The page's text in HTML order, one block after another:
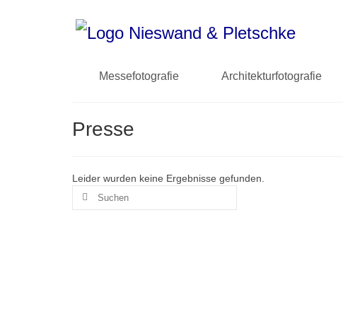
Messefotografie Architekturfotografie
Presse
Leider wurden keine Ergebnisse gefunden.
Suchen